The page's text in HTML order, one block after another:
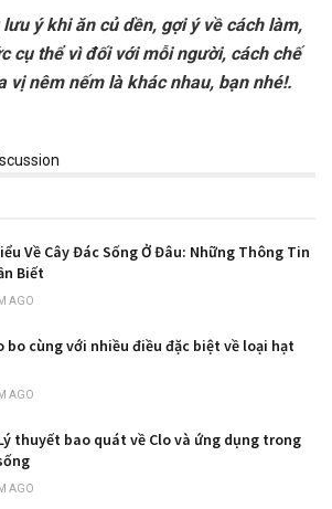
ý khi ăn củ dền, gợi ý về cách làm,
cụ thể vì đối với mỗi người, cách chế
vị nêm nếm là khác nhau, bạn nhé!.
Về Cây Đác Sống Ở Đâu: Những Thông Tin
Biết
AGO
bo cùng với nhiều điều đặc biệt về loại hạt
AGO
thuyết bao quát về Clo và ứng dụng trong
AGO